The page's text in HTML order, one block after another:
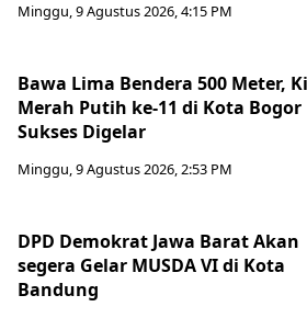
Minggu, 9 Agustus 2026, 4:15 PM
Bawa Lima Bendera 500 Meter,
Merah Putih ke-11 di Kota Bogor
Sukses Digelar
Minggu, 9 Agustus 2026, 2:53 PM
DPD Demokrat Jawa Barat Akan
segera Gelar MUSDA VI di Kota
Bandung